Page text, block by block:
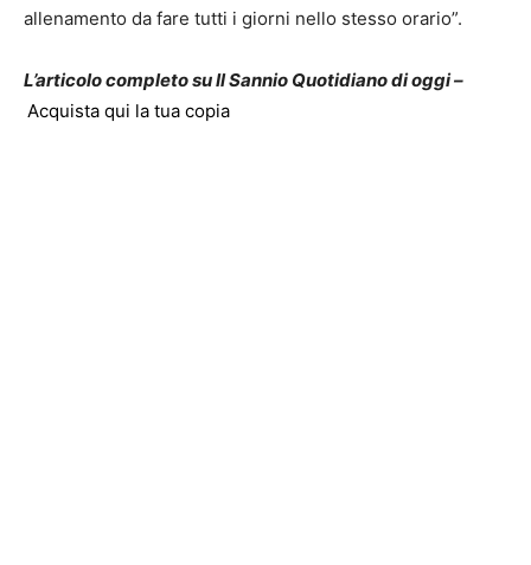
allenamento da fare tutti i giorni nello stesso orario”.
L’articolo completo su Il Sannio Quotidiano di oggi –
Acquista qui la tua copia